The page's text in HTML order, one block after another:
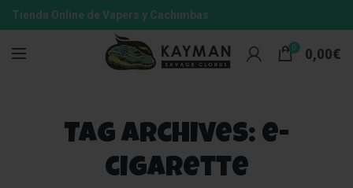
Tienda Online de Vapers y Cachimbas
0 0,00€
Tag Archives: e-
cigarette